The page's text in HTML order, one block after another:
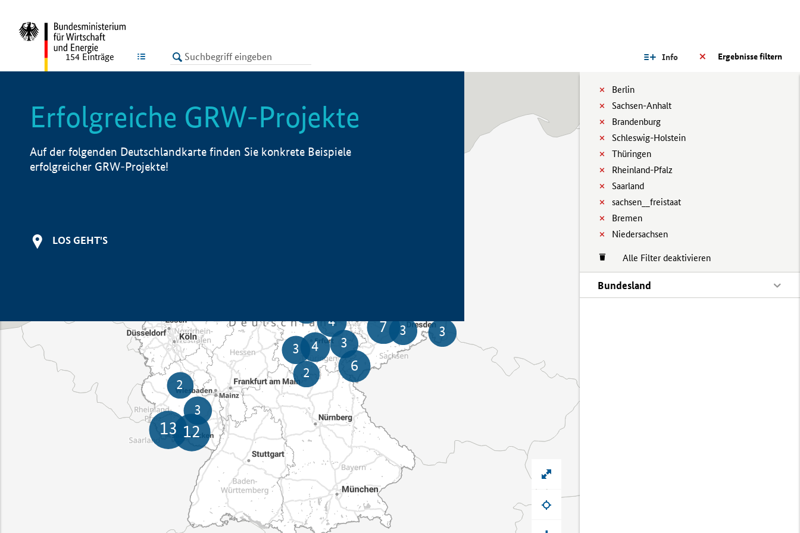
LISTE Ergebnisse filtern
Info
Berlin
Sachsen-Anhalt
Brandenburg
Schleswig-Holstein
Thüringen
Rheinland-Pfalz
Saarland
sachsen__freistaat
Bremen
Niedersachsen
Alle Filter deaktivieren
Bundesland
154 Einträge
Erfolgreiche GRW-Projekte
Auf der folgenden Deutschlandkarte finden Sie konkrete Beispiele
erfolgreicher GRW-Projekte!
LOS GEHT'S